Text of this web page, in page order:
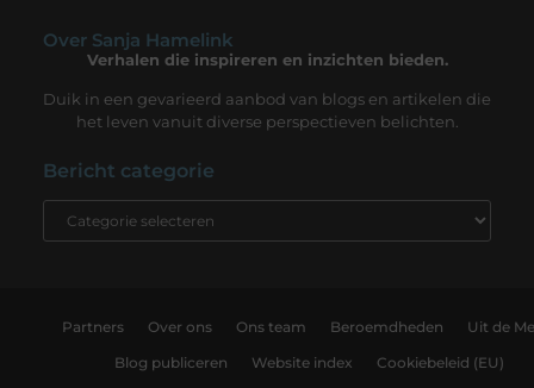
Over Sanja Hamelink
Verhalen die inspireren en inzichten bieden.
Duik in een gevarieerd aanbod van blogs en artikelen die
het leven vanuit diverse perspectieven belichten.
Bericht categorie
Partners Over ons Ons team Beroemdheden Uit de
Blog publiceren Website index Cookiebeleid (EU)